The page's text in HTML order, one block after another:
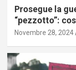
Prosegue la
“pezzotto”:
Novembre 28, 2024